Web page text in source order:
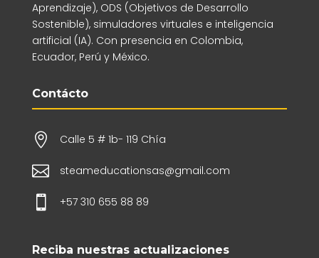
Aprendizaje), ODS (Objetivos de Desarrollo
Sostenible), simuladores virtuales e inteligencia
artificial (IA). Con presencia en Colombia,
Ecuador, Perú y México.
Contácto
 Calle 5 # 1b- 119 Chía
 steameducationsas@gmail.com
 +57 310 655 88 89
Reciba nuestras actualizaciones